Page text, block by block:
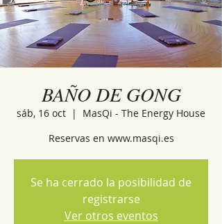
BAÑO DE GONG
sáb, 16 oct
  |
MasQi - The Energy House
Reservas en www.masqi.es
Se ha cerrado la posibilidad de
registrarse
Ver otros eventos